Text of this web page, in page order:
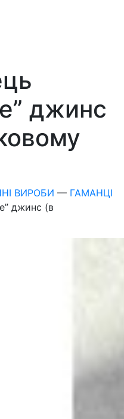
джинс
ВИРОБИ — ГАМАНЦІ
джинс (в